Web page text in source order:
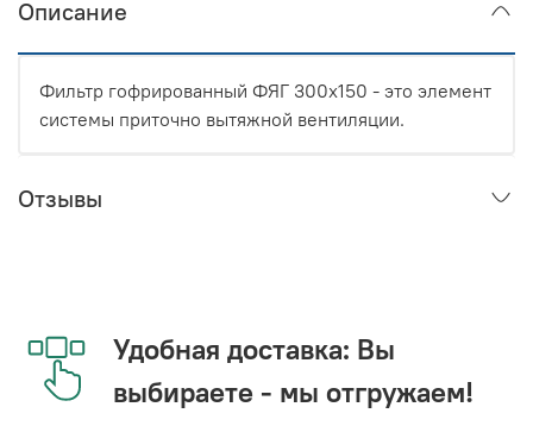
Описание
Фильтр гофрированный ФЯГ 300х150 - это элемент
системы приточно вытяжной вентиляции.
Отзывы
Удобная доставка: Вы
выбираете - мы отгружаем!